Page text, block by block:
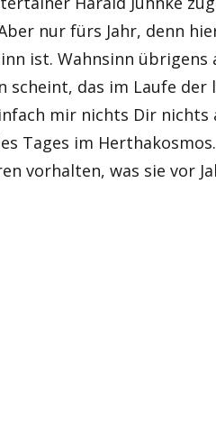
nur fürs Jahr, denn
ist. Wahnsinn übrigens
das im Laufe der
mir nichts Dir nichts
Tages im
vorhalten, was sie vor